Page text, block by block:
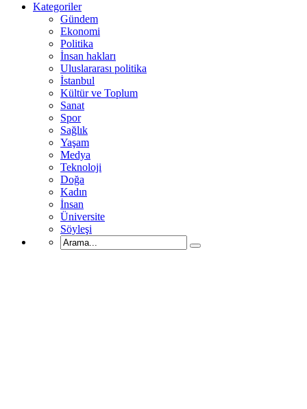
Kategoriler
Gündem
Ekonomi
Politika
İnsan hakları
Uluslararası politika
İstanbul
Kültür ve Toplum
Sanat
Spor
Sağlık
Yaşam
Medya
Teknoloji
Doğa
Kadın
İnsan
Üniversite
Söyleşi